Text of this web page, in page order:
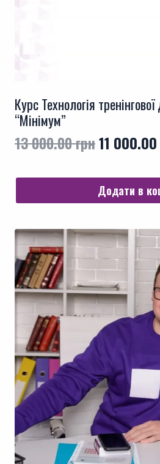
Курс Технологія
“Мінімум”
13 000.00грн
13
000.00
11 000.00
Додати в